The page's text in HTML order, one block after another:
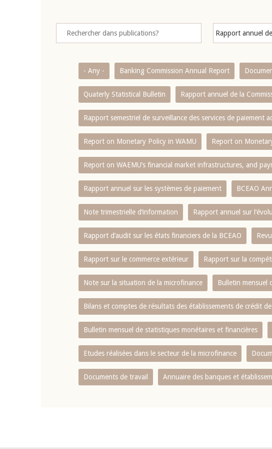
- Any - Banking Commission Annual Report
Quaterly Statistical Bulletin Rapport annuel de la
Rapport semestriel de surveillance des services de paiement
Report on Monetary Policy in WAMU Report on
Report on WAEMU’s financial market infrastructures, and
Rapport annuel sur les systèmes de paiement BCEAO
Note trimestrielle d‘information Rapport annuel sur
Rapport d‘audit sur les états financiers de la BCEAO
Rapport sur le commerce extérieur Rapport sur la
Note sur la situation de la microfinance Bulletin mensuel
Bilans et comptes de résultats des établissements de crédit de
Bulletin mensuel de statistiques monétaires et financières
Etudes réalisées dans le secteur de la microfinance
Documents de travail Annuaire des banques et